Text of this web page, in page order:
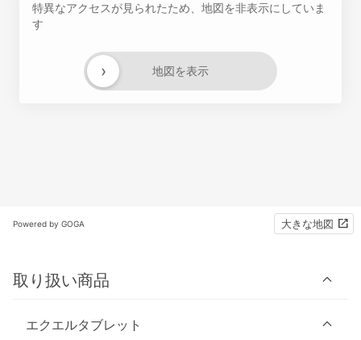
特異なアクセスが見られたため、地図を非表示にしていま
す
地図を表示
›
Powered by GOGA 大きな地図
取り扱い商品
エクエルタブレット